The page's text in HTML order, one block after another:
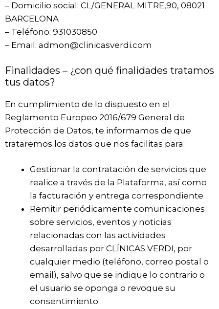
– Domicilio social: CL/GENERAL MITRE,90, 08021
BARCELONA
– Teléfono: 931030850
– Email: admon@clinicasverdi.com
Finalidades – ¿con qué finalidades tratamos
tus datos?
En cumplimiento de lo dispuesto en el
Reglamento Europeo 2016/679 General de
Protección de Datos, te informamos de que
trataremos los datos que nos facilitas para:
Gestionar la contratación de servicios que
realice a través de la Plataforma, así como
la facturación y entrega correspondiente.
Remitir periódicamente comunicaciones
sobre servicios, eventos y noticias
relacionadas con las actividades
desarrolladas por CLÍNICAS VERDI, por
cualquier medio (teléfono, correo postal o
email), salvo que se indique lo contrario o
el usuario se oponga o revoque su
consentimiento.